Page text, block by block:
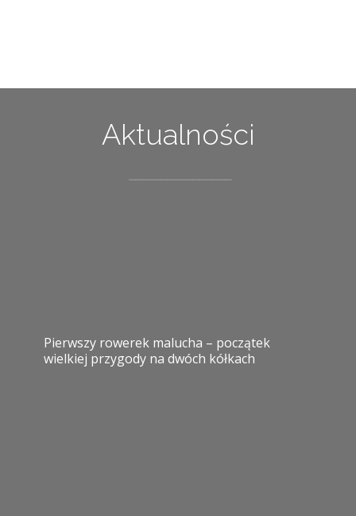
Aktualności
Pierwszy rowerek malucha – początek
wielkiej przygody na dwóch kółkach